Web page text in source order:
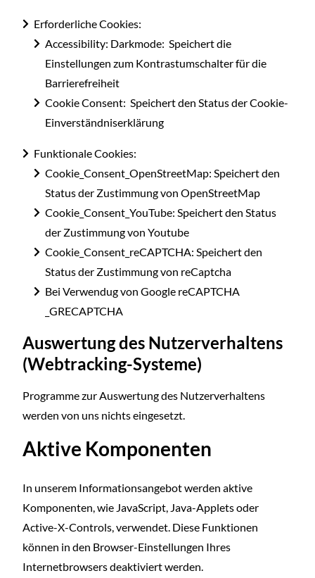
Erforderliche Cookies:
Accessibility: Darkmode: Speichert die
Einstellungen zum Kontrastumschalter für die
Barrierefreiheit
Cookie Consent: Speichert den Status der Cookie-
Einverständniserklärung
Funktionale Cookies:
Cookie_Consent_OpenStreetMap: Speichert den
Status der Zustimmung von OpenStreetMap
Cookie_Consent_YouTube: Speichert den Status
der Zustimmung von Youtube
Cookie_Consent_reCAPTCHA: Speichert den
Status der Zustimmung von reCaptcha
Bei Verwendug von Google reCAPTCHA
_GRECAPTCHA
Auswertung des Nutzerverhaltens
(Webtracking-Systeme)
Programme zur Auswertung des Nutzerverhaltens
werden von uns nichts eingesetzt.
Aktive Komponenten
In unserem Informationsangebot werden aktive
Komponenten, wie JavaScript, Java-Applets oder
Active-X-Controls, verwendet. Diese Funktionen
können in den Browser-Einstellungen Ihres
Internetbrowsers deaktiviert werden.